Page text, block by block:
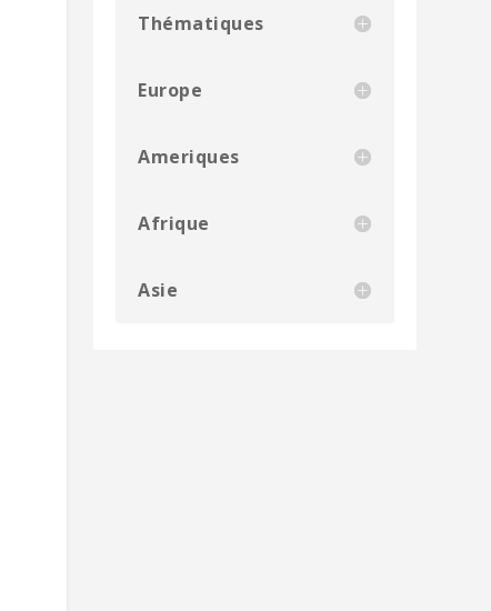
Thématiques
Europe
Ameriques
Afrique
Asie